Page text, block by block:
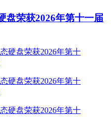
盘荣获2026年第十一届